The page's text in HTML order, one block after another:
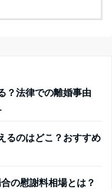
？法律での離婚事由
るのはどこ？おすすめ
の慰謝料相場とは？